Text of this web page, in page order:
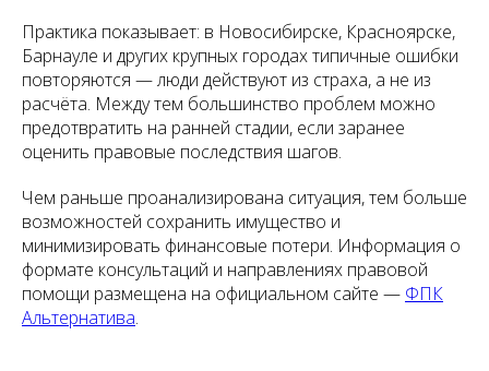
Практика показывает: в Новосибирске, Красноярске,
Барнауле и других крупных городах типичные ошибки
повторяются — люди действуют из страха, а не из
расчёта. Между тем большинство проблем можно
предотвратить на ранней стадии, если заранее
оценить правовые последствия шагов.
Чем раньше проанализирована ситуация, тем больше
возможностей сохранить имущество и
минимизировать финансовые потери. Информация о
формате консультаций и направлениях правовой
помощи размещена на официальном сайте — ФПК
Альтернатива.